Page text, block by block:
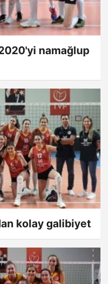
namağlup
kolay galibiyet